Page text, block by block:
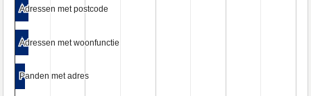
Adressen met postcode
Adressen met postcode
Adressen met woonfunctie
Adressen met woonfunctie
Panden met adres
Panden met adres